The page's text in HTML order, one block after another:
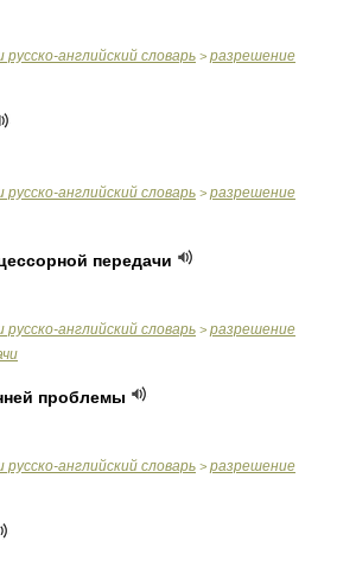
английский словарь > разрешение
английский словарь > разрешение
передачи
английский словарь > разрешение
проблемы
английский словарь > разрешение